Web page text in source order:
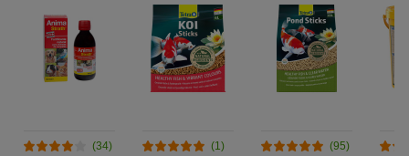
(34) (1) (95)